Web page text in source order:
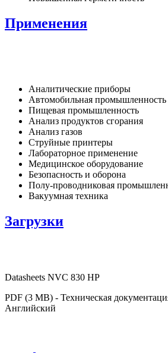
Применения
Аналитические приборы
Автомобильная промышленность
Пищевая промышленность
Анализ продуктов сгорания
Анализ газов
Струйные принтеры
Лабораторное применение
Медицинское оборудование
Безопасность и оборона
Полу-проводниковая
Вакуумная техника
Загрузки
Datasheets NVC 830 HP
PDF (3 MB) - Техническая
Английский